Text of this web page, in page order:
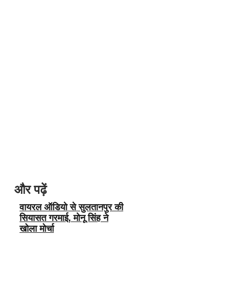
और पढ़ें
वायरल ऑडियो से सुलतानपुर की
सियासत गरमाई, मोनू सिंह ने
खोला मोर्चा